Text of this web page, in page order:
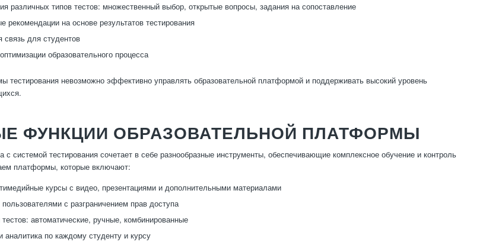
различных типов тестов: множественный выбор, открытые вопросы, задания на сопоставление
рекомендации на основе результатов тестирования
связь для студентов
образовательного процесса
тестирования невозможно эффективно управлять образовательной платформой и поддерживать высокий уровень
ФУНКЦИИ ОБРАЗОВАТЕЛЬНОЙ ПЛАТФОРМЫ
системой тестирования сочетает в себе разнообразные инструменты, обеспечивающие комплексное обучение и контроль
платформы, которые включают:
курсы с видео, презентациями и дополнительными материалами
с разграничением прав доступа
автоматические, ручные, комбинированные
аналитика по каждому студенту и курсу